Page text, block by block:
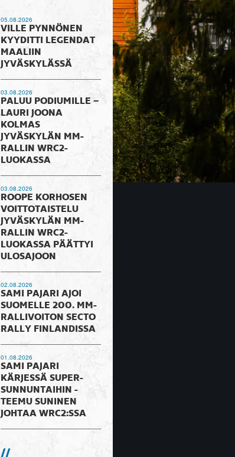
05.08.2026
VILLE PYNNÖNEN
KYYDITTI LEGENDAT
MAALIIN
JYVÄSKYLÄSSÄ
03.08.2026
PALUU PODIUMILLE –
LAURI JOONA
KOLMAS
JYVÄSKYLÄN MM-
RALLIN WRC2-
LUOKASSA
03.08.2026
ROOPE KORHOSEN
VOITTOTAISTELU
JYVÄSKYLÄN MM-
RALLIN WRC2-
LUOKASSA PÄÄTTYI
ULOSAJOON
02.08.2026
SAMI PAJARI AJOI
SUOMELLE 200. MM-
RALLIVOITON SECTO
RALLY FINLANDISSA
01.08.2026
SAMI PAJARI
KÄRJESSÄ SUPER-
SUNNUNTAIHIN -
TEEMU SUNINEN
JOHTAA WRC2:SSA